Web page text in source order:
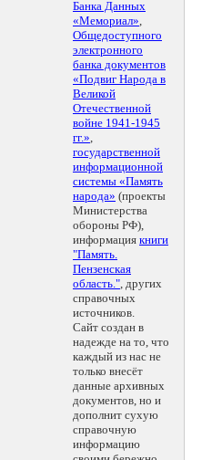
Банка Данных
«Мемориал»,
Общедоступного
электронного
банка документов
«Подвиг Народа в
Великой
Отечественной
войне 1941-1945
гг.»,
государственной
информационной
системы «Память
народа» (проекты
Министерства
обороны РФ),
информация книги
"Память.
Пензенская
область.", других
справочных
источников.
Сайт создан в
надежде на то, что
каждый из нас не
только внесёт
данные архивных
документов, но и
дополнит сухую
справочную
информацию